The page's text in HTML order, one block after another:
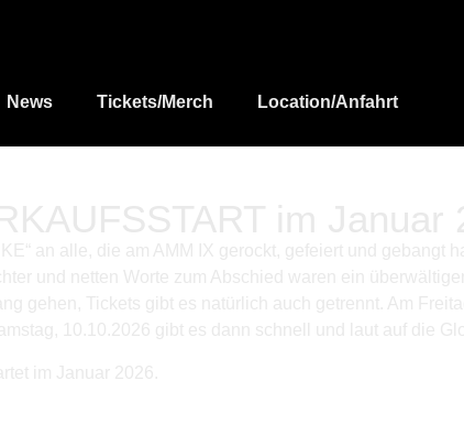
News Tickets/Merch Location/Anfahrt